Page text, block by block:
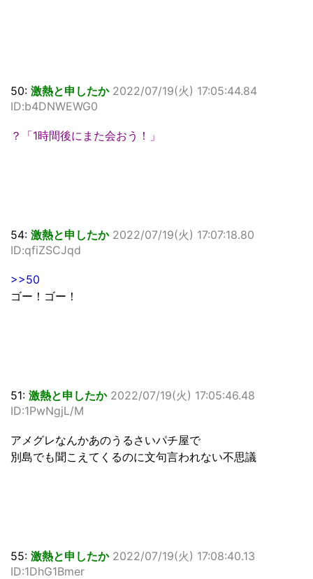
50: 激熱と申したか 2022/07/19(火) 17:05:44.84
ID:b4DNWEWG0
？「1時間後にまた会おう！」
54: 激熱と申したか 2022/07/19(火) 17:07:18.80
ID:qfiZSCJqd
>>50
ゴー！ゴー！
51: 激熱と申したか 2022/07/19(火) 17:05:46.48
ID:1PwNgjL/M
アメグレなんかあのうるさいパチ屋で
別島でも聞こえてくるのに文句言われない不思議
55: 激熱と申したか 2022/07/19(火) 17:08:40.13
ID:1DhG1Bmer